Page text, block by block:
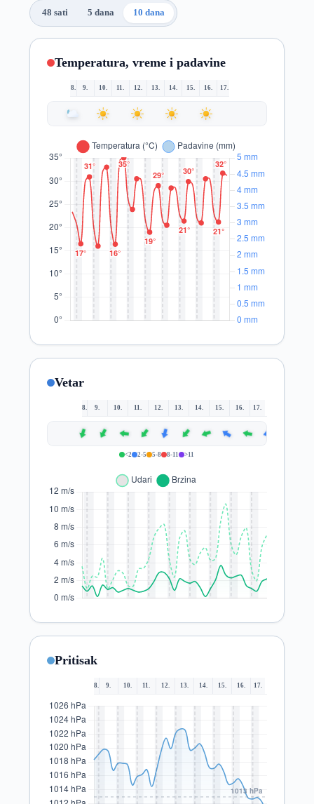
48 sati 5 dana 10 dana
Temperatura, vreme i padavine
8. 9. 10. 11. 12. 13. 14. 15. 16. 17.
Vetar
8. 9. 10. 11. 12. 13. 14. 15. 16. 17.
Pritisak
8. 9. 10. 11. 12. 13. 14. 15. 16. 17.